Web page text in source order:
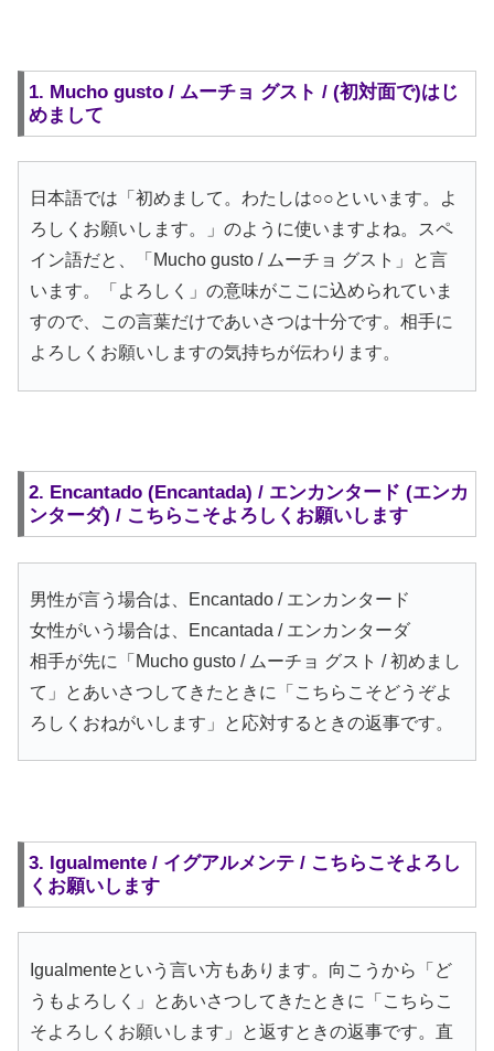
1. Mucho gusto / ムーチョ グスト / (初対面で)はじ
めまして
日本語では「初めまして。わたしは○○といいます。よ
ろしくお願いします。」のように使いますよね。スペ
イン語だと、「Mucho gusto / ムーチョ グスト」と言
います。「よろしく」の意味がここに込められていま
すので、この言葉だけであいさつは十分です。相手に
よろしくお願いしますの気持ちが伝わります。
2. Encantado (Encantada) / エンカンタード (エンカ
ンターダ) / こちらこそよろしくお願いします
男性が言う場合は、Encantado / エンカンタード
女性がいう場合は、Encantada / エンカンターダ
相手が先に「Mucho gusto / ムーチョ グスト / 初めまし
て」とあいさつしてきたときに「こちらこそどうぞよ
ろしくおねがいします」と応対するときの返事です。
3. Igualmente / イグアルメンテ / こちらこそよろし
くお願いします
Igualmenteという言い方もあります。向こうから「ど
うもよろしく」とあいさつしてきたときに「こちらこ
そよろしくお願いします」と返すときの返事です。直